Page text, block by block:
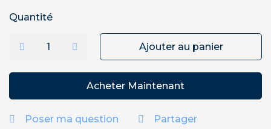
Quantité
Ajouter au panier
Acheter Maintenant
Poser ma question Partager